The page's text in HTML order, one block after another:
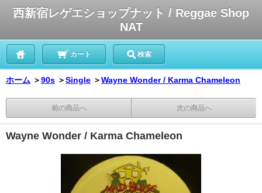
西新宿レゲエショップナット / Reggae Shop
NAT
カート 検索
ホーム ＞90s ＞Single ＞Wayne Wonder / Karma Chameleon
前の商品へ 次の商品へ
Wayne Wonder / Karma Chameleon